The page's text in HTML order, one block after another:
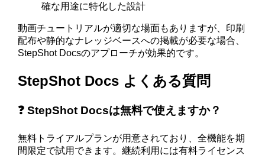
確な用途に特化した設計
動画チュートリアルが適切な場面もありますが、印刷
配布や静的なナレッジベースへの掲載が必要な場合、
StepShot Docsのアプローチが効果的です。
StepShot Docs よくある質問
❓ StepShot Docsは無料で使えますか？
無料トライアルプランが用意されており、全機能を期
間限定で試用できます。継続利用には有料ライセンス